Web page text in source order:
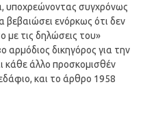
υποχρεώνοντας συγχρόνως
βεβαιώσει ενόρκως ότι δεν
με τις δηλώσεις του»
αρμόδιος δικηγόρος για την
κάθε άλλο προσκομισθέν
και το άρθρο 1958